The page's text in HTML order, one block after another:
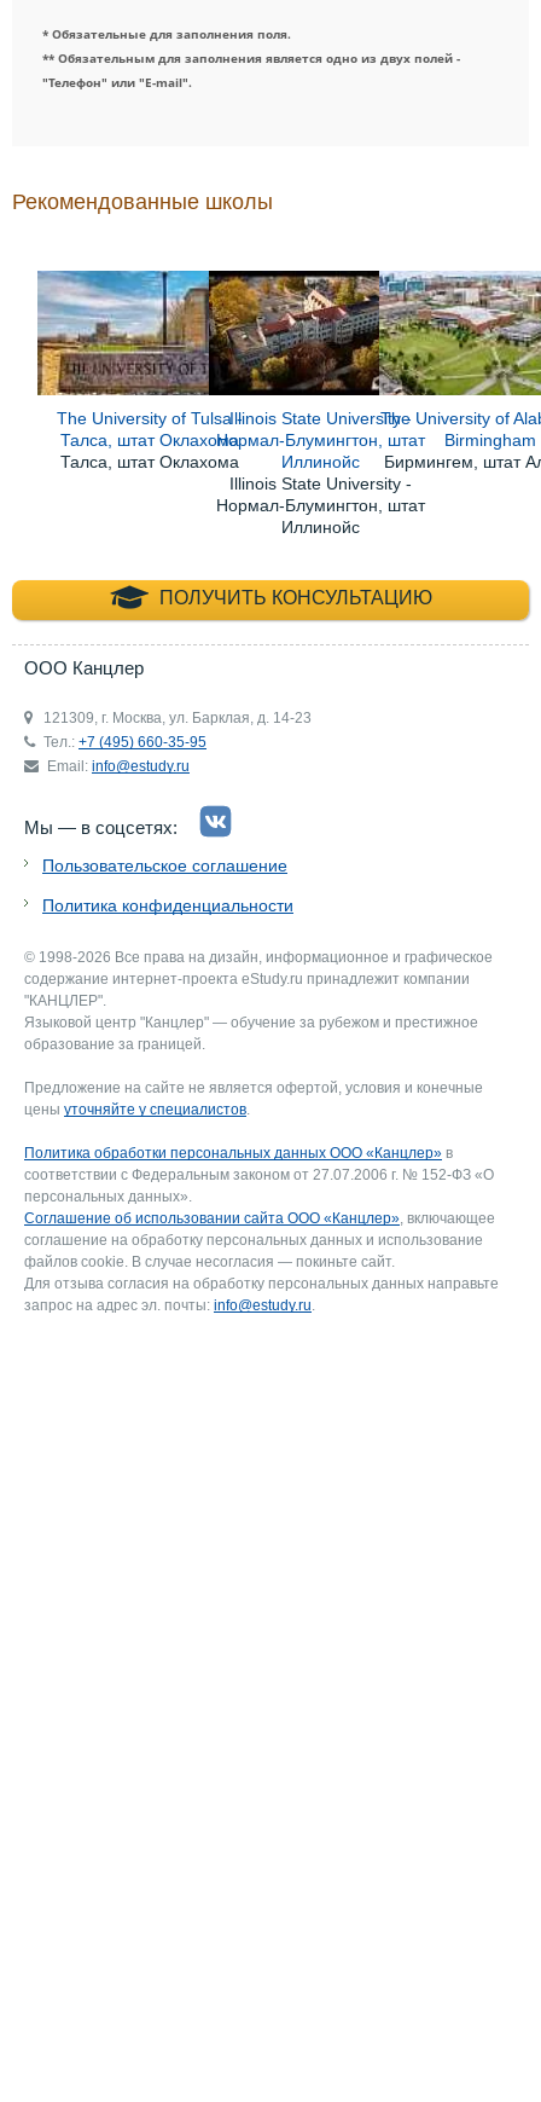
* Обязательные для заполнения поля.
** Обязательным для заполнения является одно из двух полей -
"Телефон" или "E-mail".
Рекомендованные школы
The University of Tulsa -
Талса, штат Оклахома
Талса, штат Оклахома
Illinois State University -
Нормал-Блумингтон, штат
Иллинойс
Illinois State University -
Нормал-Блумингтон, штат
Иллинойс
The University of
Birmingham
Бирмингем, штат
ПОЛУЧИТЬ КОНСУЛЬТАЦИЮ
+7 (495) 660-35-
ООО Канцлер
121309, г. Москва, ул. Барклая, д. 14-23
Тел.: +7 (495) 660-35-95
Email: info@estudy.ru
Мы — в соцсетях:
Пользовательское соглашение
Политика конфиденциальности
© 1998-2026 Все права на дизайн, информационное и графическое
содержание интернет-проекта eStudy.ru принадлежит компании
"КАНЦЛЕР".
Языковой центр "Канцлер" — обучение за рубежом и престижное
образование за границей.
Предложение на сайте не является офертой, условия и конечные
цены уточняйте у специалистов.
Политика обработки персональных данных ООО «Канцлер» в
соответствии с Федеральным законом от 27.07.2006 г. № 152-ФЗ «О
персональных данных».
Соглашение об использовании сайта ООО «Канцлер», включающее
соглашение на обработку персональных данных и использование
файлов cookie. В случае несогласия — покиньте сайт.
Для отзыва согласия на обработку персональных данных направьте
запрос на адрес эл. почты: info@estudy.ru.